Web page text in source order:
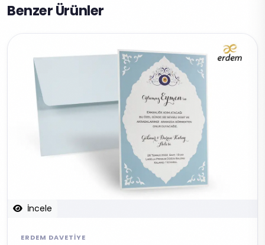
Benzer Ürünler
İncele
ERDEM DAVETIYE